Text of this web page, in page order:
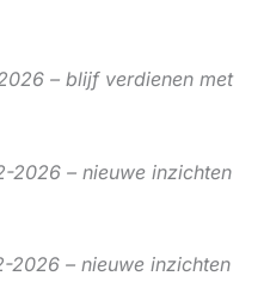
– blijf verdienen met
2026 – nieuwe inzichten
2026 – nieuwe inzichten